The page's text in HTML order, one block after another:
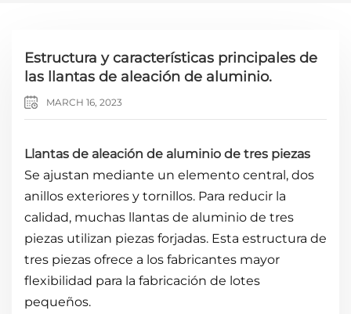
Estructura y características principales de
las llantas de aleación de aluminio.
MARCH 16, 2023
Llantas de aleación de aluminio de tres piezas
Se ajustan mediante un elemento central, dos
anillos exteriores y tornillos. Para reducir la
calidad, muchas llantas de aluminio de tres
piezas utilizan piezas forjadas. Esta estructura de
tres piezas ofrece a los fabricantes mayor
flexibilidad para la fabricación de lotes
pequeños.